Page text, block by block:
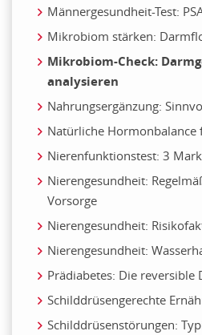
Männergesundheit-Test:
Mikrobiom stärken:
Mikrobiom-Check:
analysieren
Nahrungsergänzung:
Natürliche
Nierenfunktionstest: 3
Nierengesundheit:
Vorsorge
Nierengesundheit:
Nierengesundheit:
Prädiabetes: Die reversible
Schilddrüsengerechte
Schilddrüsenstörungen: